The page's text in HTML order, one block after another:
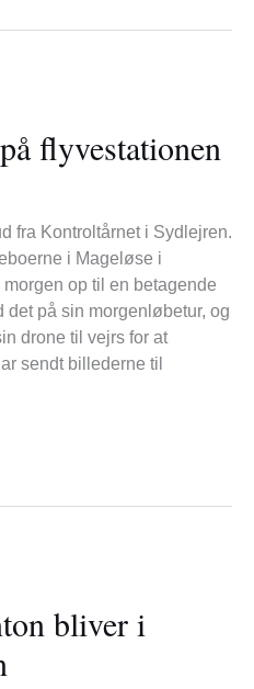
flyvestationen
fra Kontroltårnet i Sydlejren.
i Mageløse i
op til en betagende
på sin morgenløbetur, og
drone til vejrs for at
sendt billederne til
bliver i